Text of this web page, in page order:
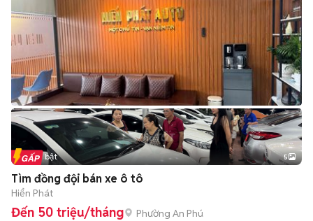
Tin nổi bật 5
Tìm đồng đội bán xe ô tô
Hiển Phát
Đến 50 triệu/tháng Phường An Phú